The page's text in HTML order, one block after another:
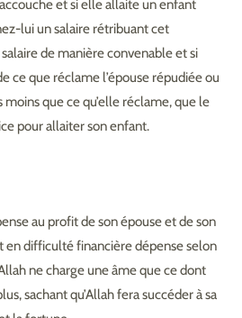
accouche et si elle allaite un enfant
lui un salaire rétribuant cet
de manière convenable et si
ce que réclame l’épouse répudiée ou
moins que ce qu’elle réclame, que le
pour allaiter son enfant.
au profit de son épouse et de son
en difficulté financière dépense selon
ne charge une âme que ce dont
sachant qu’Allah fera succéder à sa